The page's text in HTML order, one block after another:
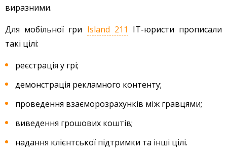
виразними.
Для мобільної гри Island 211 IT-юристи прописали
такі цілі:
реєстрація у грі;
демонстрація рекламного контенту;
проведення взаєморозрахунків між гравцями;
виведення грошових коштів;
надання клієнтської підтримки та інші цілі.